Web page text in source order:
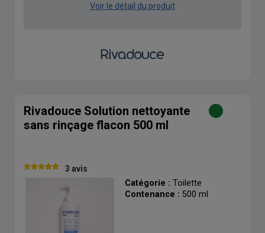
Voir le détail du produit
Rivadouce Solution nettoyante
sans rinçage flacon 500 ml
3 avis
Catégorie : Toilette
Contenance : 500 ml